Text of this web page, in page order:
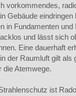
vorkommendes,
Gebäude eindringen
in Fundamenten und
und lässt sich
Eine dauerhaft
der Raumluft gilt als
die Atemwege.
ist